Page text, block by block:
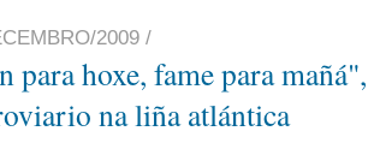
2009 /
para hoxe, fame para
na liña atlántica